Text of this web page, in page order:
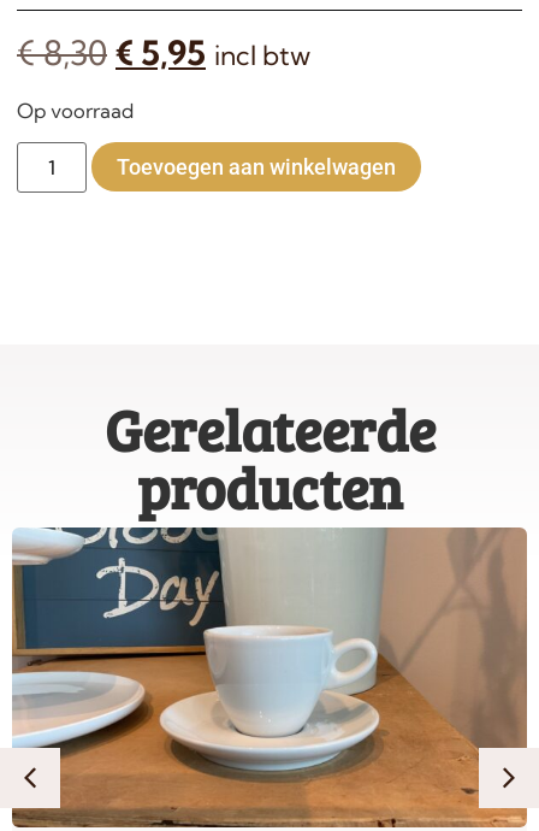
€8,30 € 5,95 incl btw
Op voorraad
Toevoegen aan winkelwagen
Gerelateerde
producten